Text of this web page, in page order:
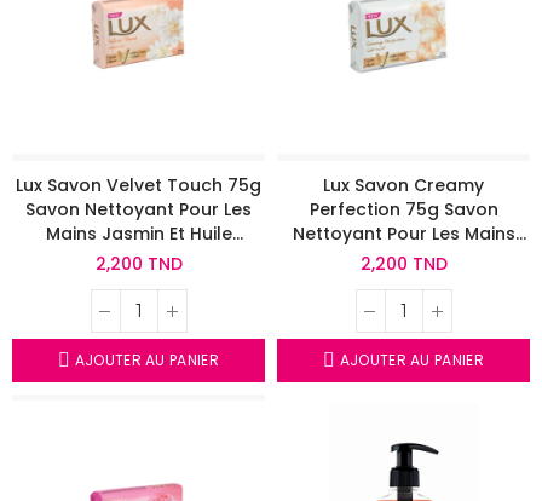
Lux Savon Velvet Touch 75g
Savon Nettoyant Pour Les
Mains Jasmin Et Huile
D'Amande
2,200 TND
AJOUTER AU PANIER
Lux Savon Creamy
Perfection 75g Savon
Nettoyant Pour Les Mains
Fleurs Blanches Et Huiles
2,200 TND
AJOUTER AU PANIER